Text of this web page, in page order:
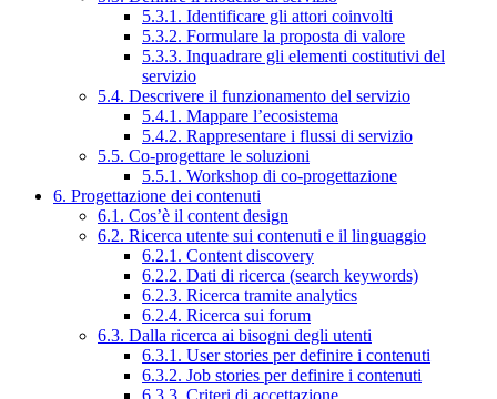
5.3.1. Identificare gli attori coinvolti
5.3.2. Formulare la proposta di valore
5.3.3. Inquadrare gli elementi costitutivi del
servizio
5.4. Descrivere il funzionamento del servizio
5.4.1. Mappare l’ecosistema
5.4.2. Rappresentare i flussi di servizio
5.5. Co-progettare le soluzioni
5.5.1. Workshop di co-progettazione
6. Progettazione dei contenuti
6.1. Cos’è il content design
6.2. Ricerca utente sui contenuti e il linguaggio
6.2.1. Content discovery
6.2.2. Dati di ricerca (search keywords)
6.2.3. Ricerca tramite analytics
6.2.4. Ricerca sui forum
6.3. Dalla ricerca ai bisogni degli utenti
6.3.1. User stories per definire i contenuti
6.3.2. Job stories per definire i contenuti
6.3.3. Criteri di accettazione